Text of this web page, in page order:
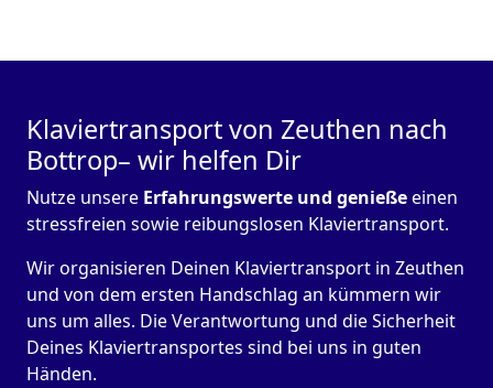
Klaviertransport von Zeuthen nach
Bottrop– wir helfen Dir
Nutze unsere Erfahrungswerte und genießeeinen
stressfreien sowie reibungslosen Klaviertransport.
Wir organisieren Deinen Klaviertransport in Zeuthen
und von dem ersten Handschlag an kümmern wir
uns um alles. Die Verantwortung und die Sicherheit
Deines Klaviertransportes sind bei uns in guten
Händen.